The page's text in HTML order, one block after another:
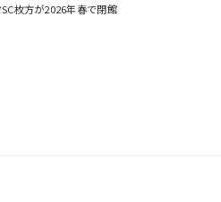
枚方が2026年春で閉館